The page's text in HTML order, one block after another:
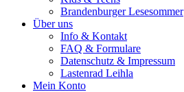
Brandenburger Lesesommer
Über uns
Info & Kontakt
FAQ & Formulare
Datenschutz & Impressum
Lastenrad Leihla
Mein Konto